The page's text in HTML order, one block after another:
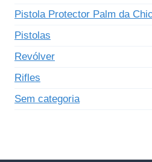
Pistola Protector Palm da
Pistolas
Revólver
Rifles
Sem categoria